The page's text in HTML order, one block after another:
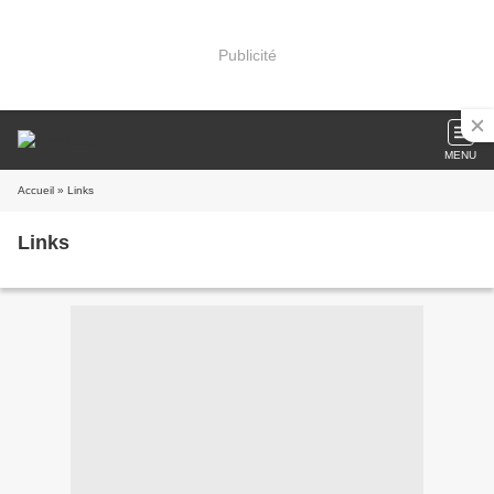
Publicité
MENU
Accueil » Links
Links